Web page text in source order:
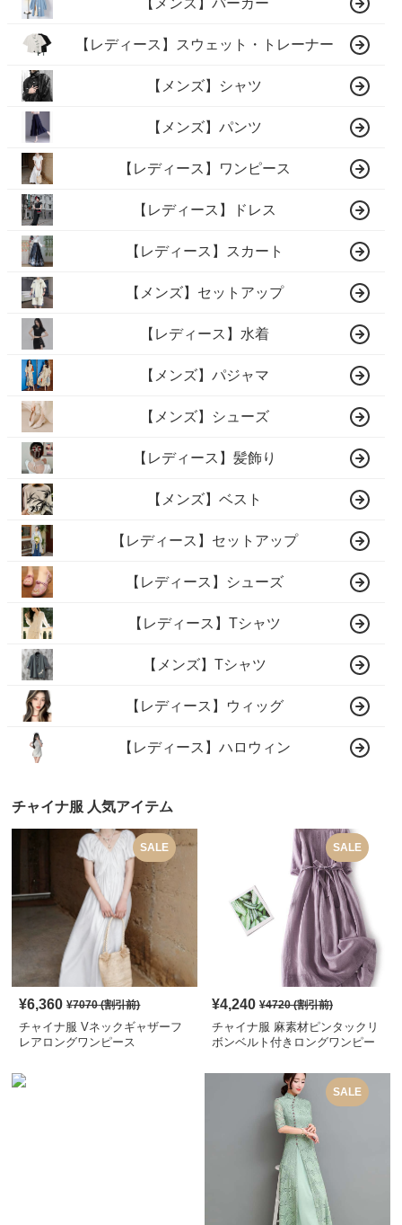
【レディース】スウェット・トレーナー
【メンズ】シャツ
【メンズ】パンツ
【レディース】ワンピース
【レディース】ドレス
【レディース】スカート
【メンズ】セットアップ
【レディース】水着
【メンズ】パジャマ
【メンズ】シューズ
【レディース】髪飾り
【メンズ】ベスト
【レディース】セットアップ
【レディース】シューズ
【レディース】Tシャツ
【メンズ】Tシャツ
【レディース】ウィッグ
【レディース】ハロウィン
チャイナ服 人気アイテム
SALE
¥6,360 ¥7070(割引前)
チャイナ服 Vネックギャザーフ
レアロングワンピース
SALE
¥4,240 ¥4720(割引前)
チャイナ服 麻素材ピンタックリ
ボンベルト付きロングワンピー
SALE